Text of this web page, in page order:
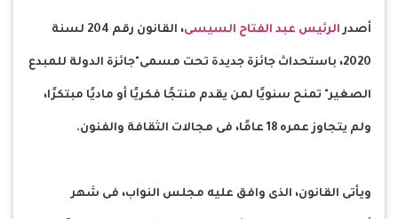
أصدر الرئيس عبد الفتاح السيسى ، القانون رقم 204 لسنة
2020، باستحداث جائزة جديدة تحت مسمى"جائزة الدولة للمبدع
الصغير" تمنح سنويًا لمن يقدم منتجًا فكريًا أو ماديًا مبتكرًا،
ولم يتجاوز عمره 18 عامًا، فى مجالات الثقافة والفنون.
ويأتى القانون، الذى وافق عليه مجلس النواب، فى شهر